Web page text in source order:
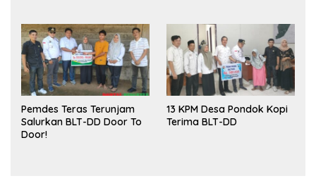
Pemdes Teras Terunjam
Salurkan BLT-DD Door To
Door!
13 KPM Desa Pondok Kopi
Terima BLT-DD